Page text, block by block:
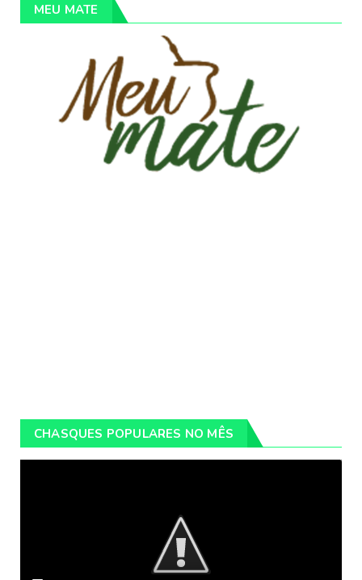
MEU MATE
CHASQUES POPULARES NO MÊS